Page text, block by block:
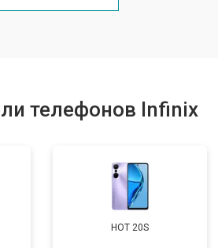
от 3200 ₽
телефонов Infinix
HOT 20S